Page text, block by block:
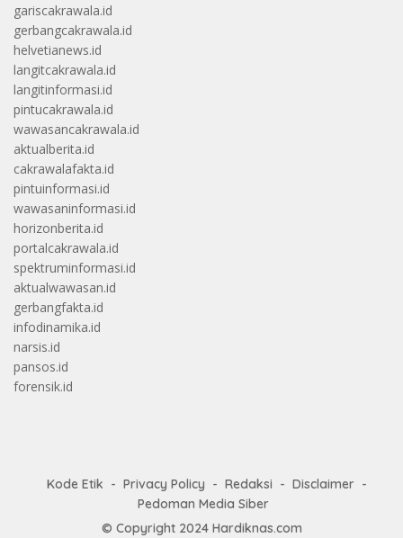
gariscakrawala.id
gerbangcakrawala.id
helvetianews.id
langitcakrawala.id
langitinformasi.id
pintucakrawala.id
wawasancakrawala.id
aktualberita.id
cakrawalafakta.id
pintuinformasi.id
wawasaninformasi.id
horizonberita.id
portalcakrawala.id
spektruminformasi.id
aktualwawasan.id
gerbangfakta.id
infodinamika.id
narsis.id
pansos.id
forensik.id
Kode Etik Privacy Policy Redaksi
Disclaimer
Pedoman Media Siber
© Copyright 2024 Hardiknas.com